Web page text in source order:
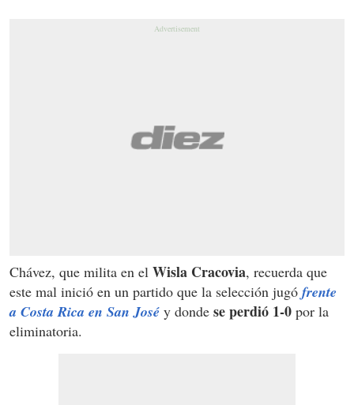
Chávez, que milita en el Wisla Cracovia, recuerda que
este mal inició en un partido que la selección jugó frente
a Costa Rica en San José y donde se perdió 1-0 por la
eliminatoria.